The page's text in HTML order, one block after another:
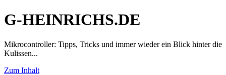
G-HEINRICHS.DE
Mikrocontroller: Tipps, Tricks und immer wieder ein Blick hinter die
Kulissen...
Zum Inhalt